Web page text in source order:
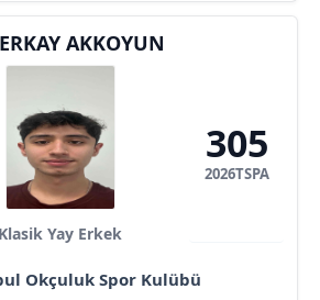
AKKOYUN
Klasik Yay Erkek
Okçuluk Spor Kulübü
305
2026TSPA